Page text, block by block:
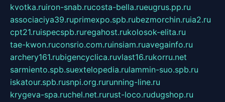
kvotka.ruiron-snab.rucosta-bella.rueugrus.pp.ru
associaciya39.ruprimexpo.spb.rubezmorchin.ruia2.ru
cpt21.ruispecspb.ruregahost.rukolosok-elita.ru
tae-kwon.ruconsrio.com.ruinsiam.ruavegainfo.ru
archery161.rubigencyclica.ruvlast16.rukorru.net
sarmiento.spb.suextelopedia.rulammin-suo.spb.ru
iskatour.spb.rusnpi.org.rurunning-line.ru
krygeva-spa.ruchel.net.rurust-loco.rudugshop.ru